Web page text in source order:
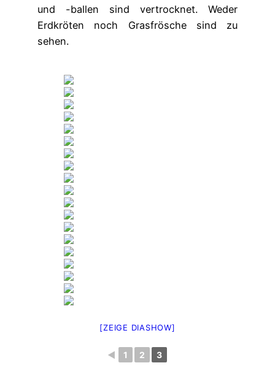
und -ballen sind vertrocknet. Weder
Erdkröten noch Grasfrösche sind zu
sehen.
[ZEIGE DIASHOW]
◄ 1 2 3